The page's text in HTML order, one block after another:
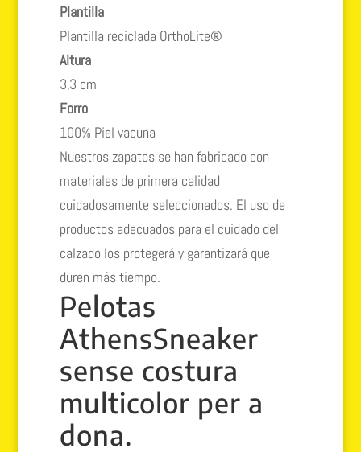
Plantilla
Plantilla reciclada OrthoLite®
Altura
3,3 cm
Forro
100% Piel vacuna
Nuestros zapatos se han fabricado con
materiales de primera calidad
cuidadosamente seleccionados. El uso de
productos adecuados para el cuidado del
calzado los protegerá y garantizará que
duren más tiempo.
Pelotas
AthensSneaker
sense costura
multicolor per a
dona.